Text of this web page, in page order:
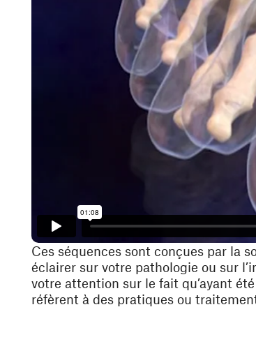
Ces séquences sont conçues par la
éclairer sur votre pathologie ou sur
votre attention sur le fait qu’ayant
réfèrent à des pratiques ou